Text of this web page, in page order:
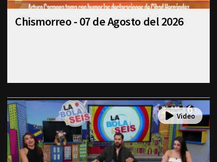
Chismorreo - 07 de Agosto del 2026